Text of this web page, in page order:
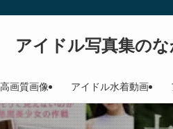
アイドル写真集の
画質画像 アイドル水着動画